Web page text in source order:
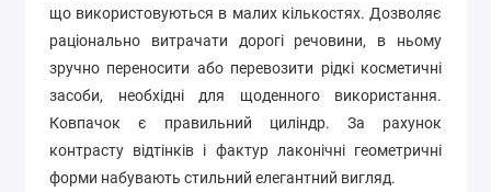
що використовуються в малих кількостях. Дозволяє
раціонально витрачати дорогі речовини, в ньому
зручно переносити або перевозити рідкі косметичні
засоби, необхідні для щоденного використання.
Ковпачок є правильний циліндр. За рахунок
контрасту відтінків і фактур лаконічні геометричні
форми набувають стильний елегантний вигляд.